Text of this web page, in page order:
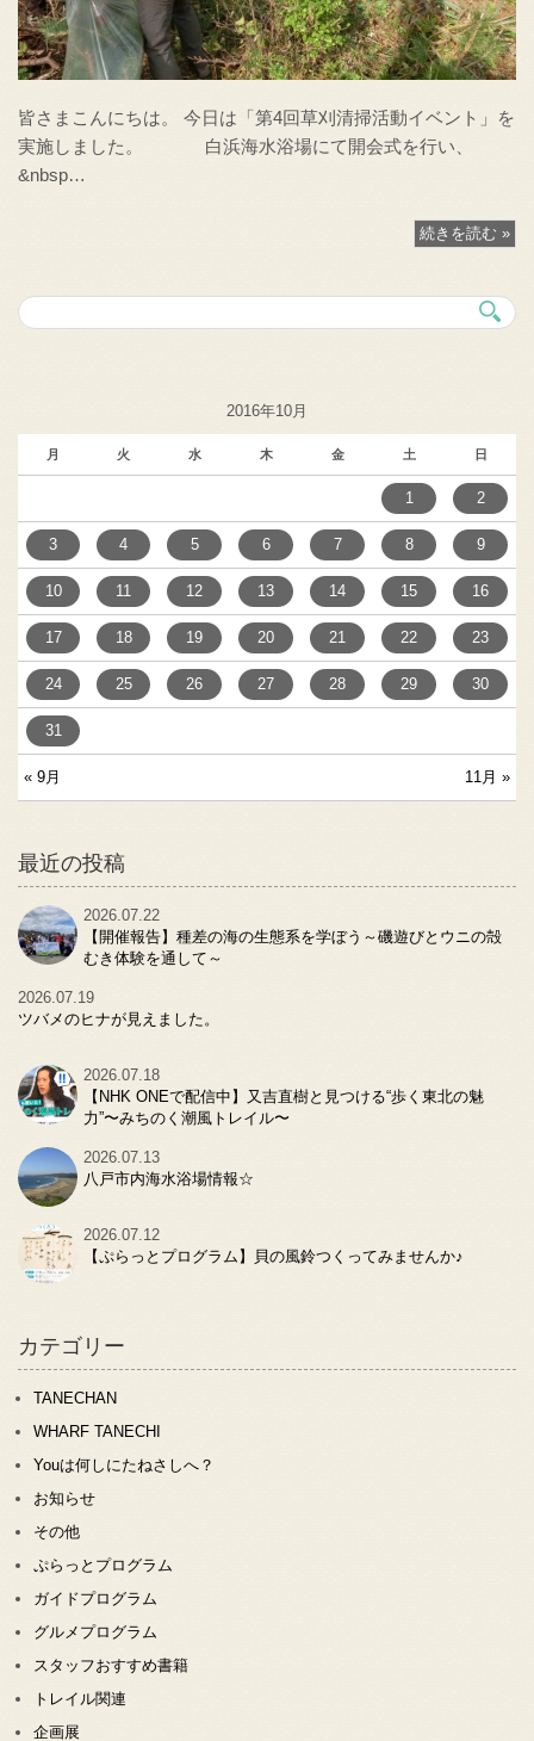
皆さまこんにちは。 今日は「第4回草刈清掃活動イベント」を
実施しました。 白浜海水浴場にて開会式を行い、
&nbsp…
続きを読む »
2016年10月
月 火 水 木 金 土 日
« 9月 11月 »
1 2
3 4 5 6 7 8 9
10 11 12 13 14 15 16
17 18 19 20 21 22 23
24 25 26 27 28 29 30
31
最近の投稿
2026.07.22
【開催報告】種差の海の生態系を学ぼう～磯遊びとウニの殻
むき体験を通して～
2026.07.19
ツバメのヒナが見えました。
2026.07.18
【NHK ONEで配信中】又吉直樹と見つける“歩く東北の魅
力”〜みちのく潮風トレイル〜
2026.07.13
八戸市内海水浴場情報☆
2026.07.12
【ぷらっとプログラム】貝の風鈴つくってみませんか♪
カテゴリー
TANECHAN
WHARF TANECHI
Youは何しにたねさしへ？
お知らせ
その他
ぷらっとプログラム
ガイドプログラム
グルメプログラム
スタッフおすすめ書籍
トレイル関連
企画展